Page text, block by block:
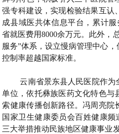
强专科建设，实现检验结果互认
成县域医共体信息平台，累计
省就医费用8000余万元。此外，
服务”体系，设立慢病管理中心
控制率超越国家标准。
云南省景东县人民医院作
单位，依托彝族医药文化特色与
索健康传播创新路径。冯周亮院
国家卫生健康委员会百姓健康
三大举措推动民族地区健康事业